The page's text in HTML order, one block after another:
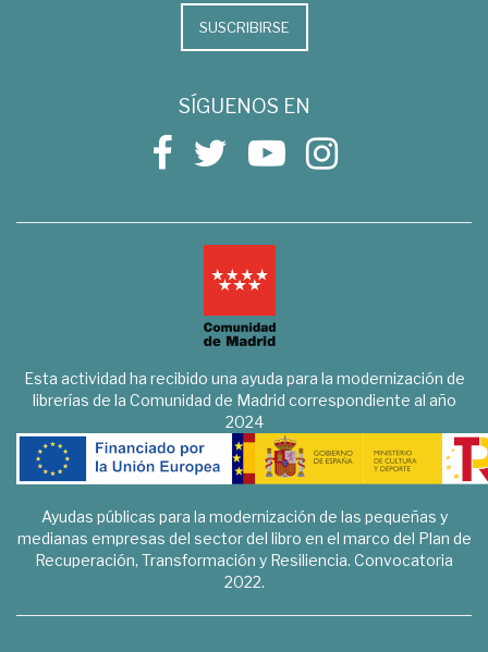
SUSCRIBIRSE
SÍGUENOS EN
Esta actividad ha recibido una ayuda para la modernización de
librerías de la Comunidad de Madrid correspondiente al año
2024
Ayudas públicas para la modernización de las pequeñas y
medianas empresas del sector del libro en el marco del Plan de
Recuperación, Transformación y Resiliencia. Convocatoria
2022.